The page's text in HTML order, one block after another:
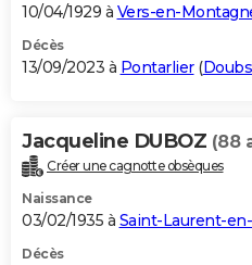
10/04/1929 à Vers-en-
Décès
13/09/2023 à Pontarlier(Doubs
Jacqueline DUBOZ (88
Créer une cagnotte obsèques
Naissance
03/02/1935 à Saint-Laurent-
Décès